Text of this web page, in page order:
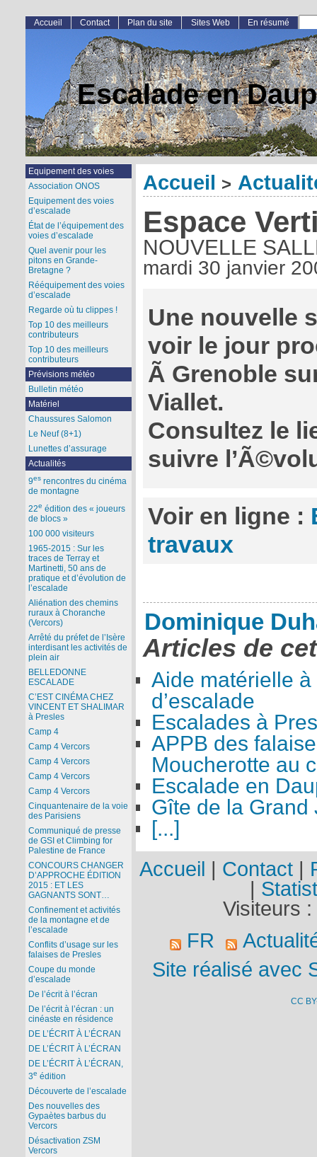
Escalade en
Accueil >
Espace
NOUVELLE
mardi 30 janvier
Une nouvelle
voir le jour
Ã Grenoble
Viallet.
Consultez le
suivre
Voir en ligne :
travaux
Dominique
Articles de
Aide matérielle à
d’escalade
Escalades à
APPB des
Moucherotte au
Escalade en
Gîte de la Grand
[...]
Accueil Contact Plan du site Sites Web En résumé
Equipement des voies
Association ONOS
Equipement des voies
d’escalade
État de l’équipement des
voies d’escalade
Quel avenir pour les
pitons en Grande-
Bretagne ?
Rééquipement des voies
d’escalade
Regarde où tu clippes !
Top 10 des meilleurs
contributeurs
Top 10 des meilleurs
contributeurs
Prévisions météo
Bulletin météo
Matériel
Chaussures Salomon
Le Neuf (8+1)
Lunettes d’assurage
Actualités
9esrencontres du cinéma
de montagne
22e édition des « joueurs
de blocs »
100 000 visiteurs
1965-2015 : Sur les
traces de Terray et
Martinetti, 50 ans de
pratique et d’évolution de
l’escalade
Aliénation des chemins
ruraux à Choranche
(Vercors)
Arrêté du préfet de l’Isère
interdisant les activités de
plein air
BELLEDONNE
ESCALADE
C’EST CINÉMA CHEZ
VINCENT ET SHALIMAR
à Presles
Camp 4
Camp 4 Vercors
Camp 4 Vercors
Camp 4 Vercors
Camp 4 Vercors
Cinquantenaire de la voie
des Parisiens
Communiqué de presse
de GSI et Climbing for
Palestine de France
CONCOURS CHANGER
D’APPROCHE ÉDITION
2015 : ET LES
GAGNANTS SONT…
Confinement et activités
de la montagne et de
l’escalade
Conflits d’usage sur les
falaises de Presles
Coupe du monde
d’escalade
De l’écrit à l’écran
De l’écrit à l’écran : un
cinéaste en résidence
DE L’ÉCRIT À L’ÉCRAN
DE L’ÉCRIT À L’ÉCRAN
DE L’ÉCRIT À L’ÉCRAN,
3e édition
Découverte de l’escalade
Des nouvelles des
Gypaètes barbus du
Vercors
Désactivation ZSM
Vercors
Accueil Contact
Visiteurs :
FR
Site réalisé avec
CC